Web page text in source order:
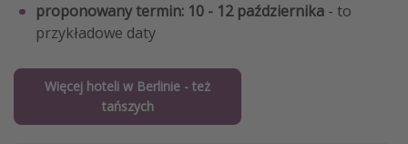
proponowany termin: 10 - 12 października - to
przykładowe daty
Więcej hoteli w Berlinie - też
tańszych